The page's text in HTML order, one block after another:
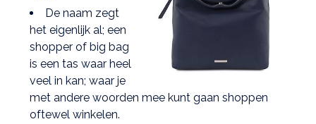
De naam zegt
het eigenlijk al; een
shopper of big bag
is een tas waar heel
veel in kan; waar je
met andere woorden mee kunt gaan shoppen
oftewel winkelen.